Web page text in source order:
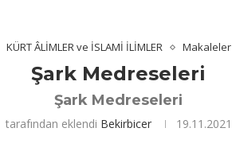
KÜRT ÂLİMLER ve İSLAMİ İLİMLER Makaleler
Şark Medreseleri
Şark Medreseleri
tarafından eklendi Bekirbicer 19.11.2021